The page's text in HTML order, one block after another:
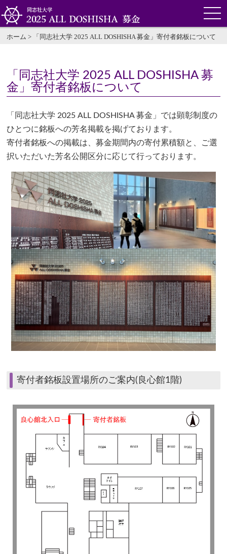
ホーム > 「同志社大学 2025 ALL DOSHISHA 募金」寄付者銘板について
「同志社大学 2025 ALL DOSHISHA 募
金」寄付者銘板について
「同志社大学 2025 ALL DOSHISHA 募金」では顕彰制度の
ひとつに銘板への芳名掲載を掲げております。
寄付者銘板への掲載は、募金期間内の寄付累積額と、ご選
択いただいた芳名公開区分に応じて行っております。
寄付者銘板設置場所のご案内(良心館1階)